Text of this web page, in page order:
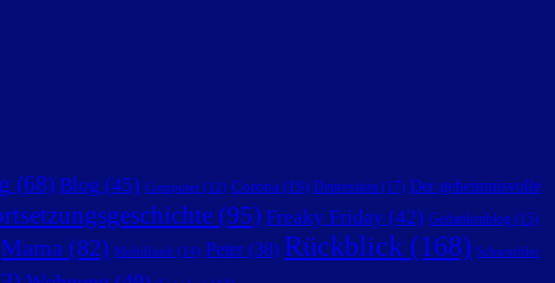
(68) Blog (45) Computer (12) Corona (19) Depression (17) Der geheimnisvolle
(95) Freaky Friday (42) Gedankenblog (15)
Mama (82) Mobilfunk (14) Peter (38) Rückblick (168) Schwurbler